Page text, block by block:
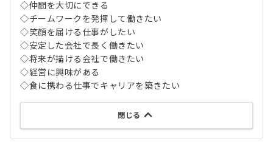
◇仲間を大切にできる
◇チームワークを発揮して働きたい
◇笑顔を届ける仕事がしたい
◇安定した会社で長く働きたい
◇将来が描ける会社で働きたい
◇経営に興味がある
◇食に携わる仕事でキャリアを築きたい
閉じる